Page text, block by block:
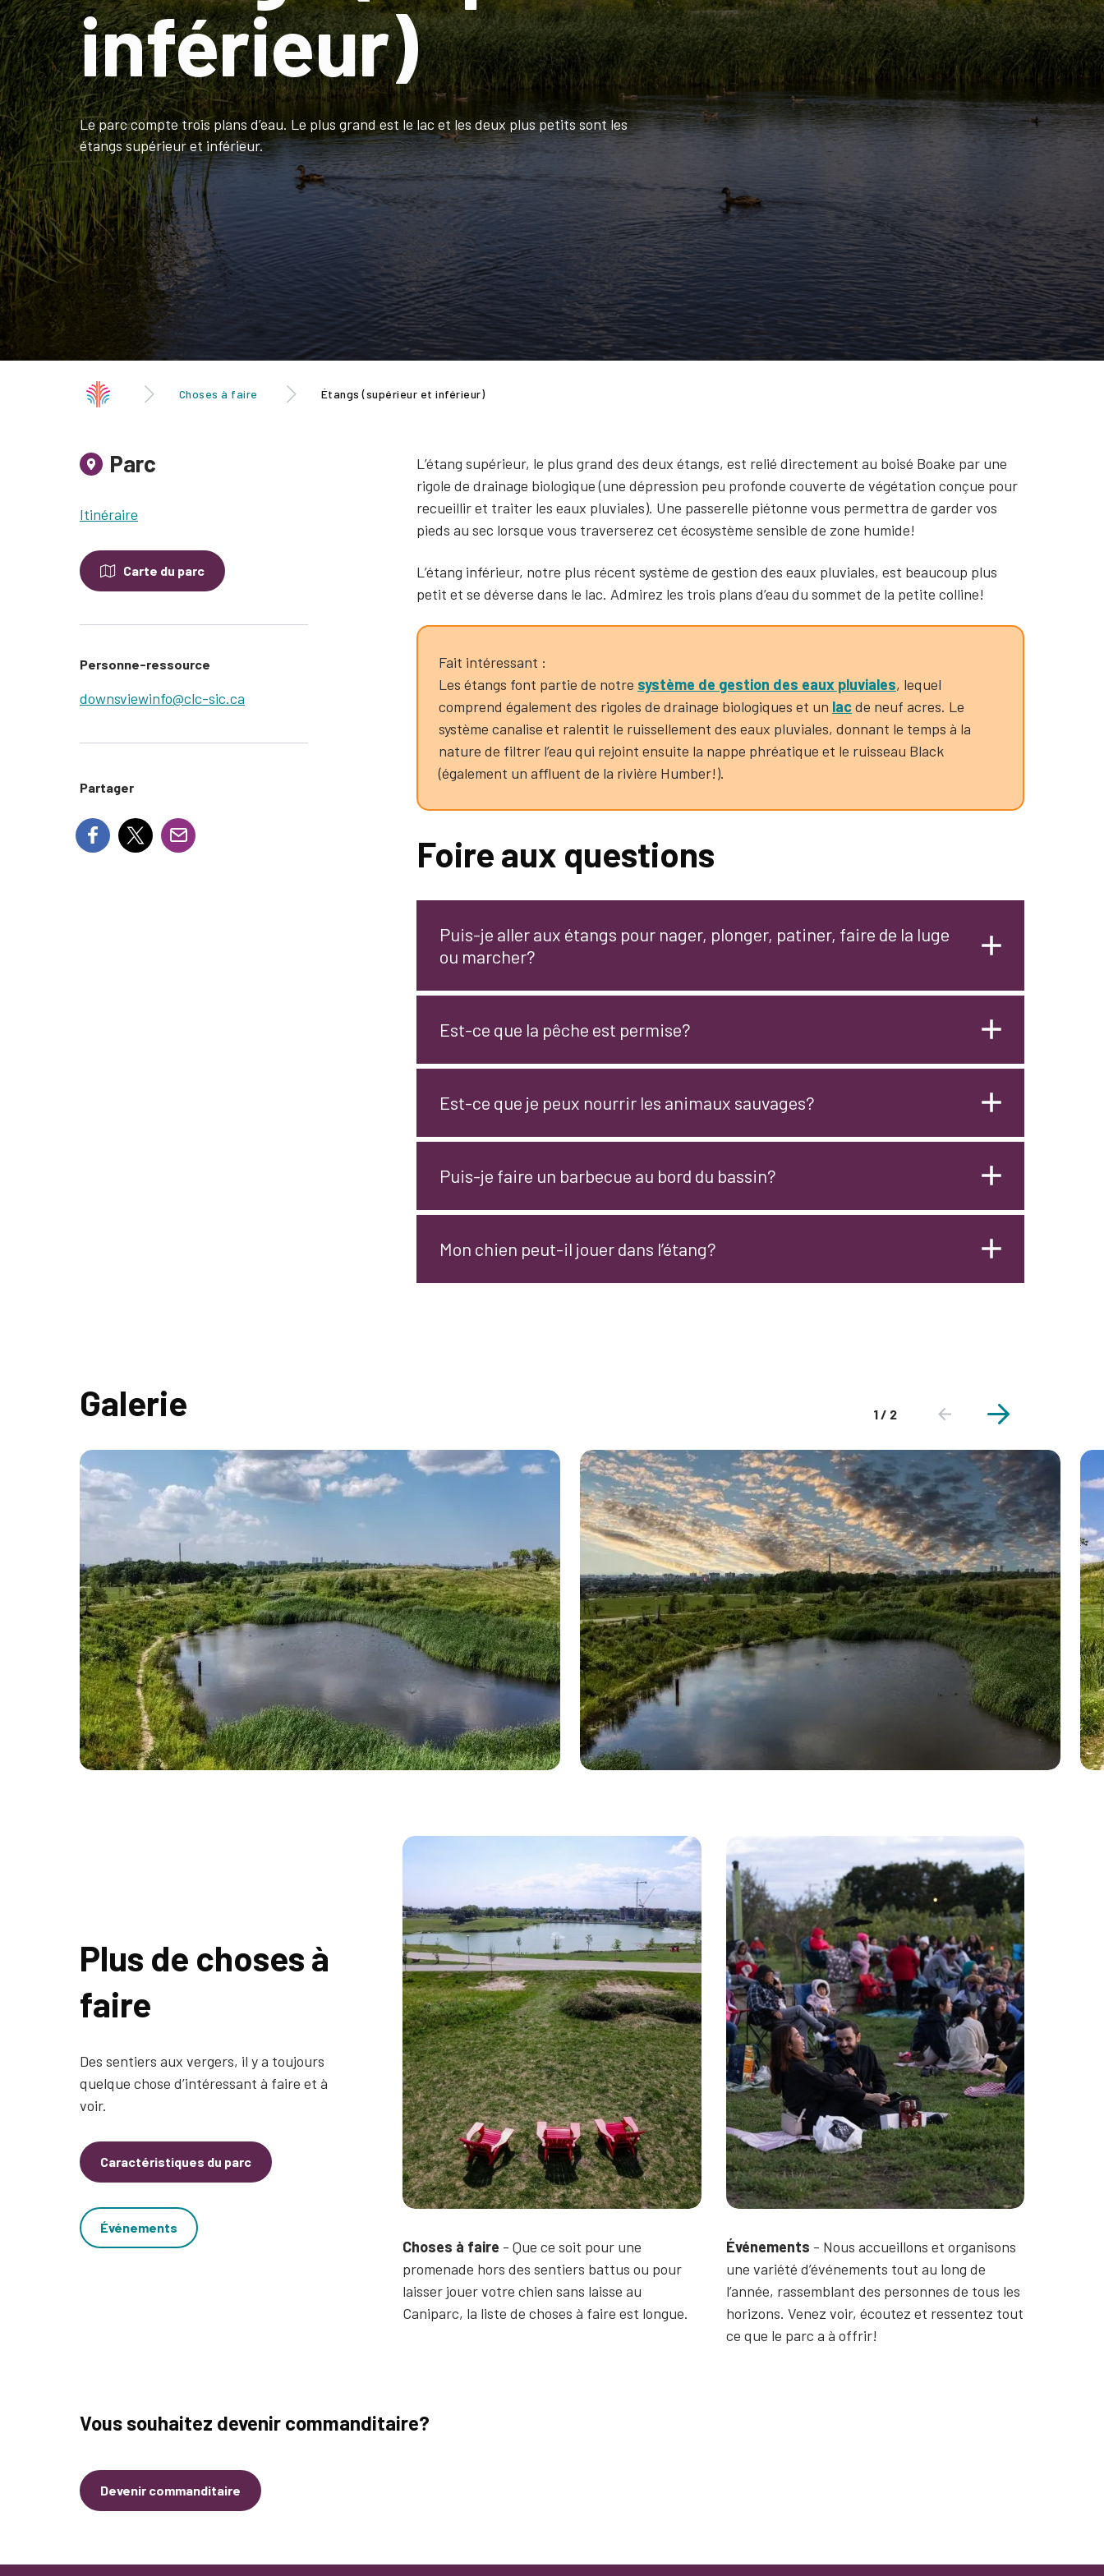
inférieur)
Le parc compte trois plans d’eau. Le plus grand est le lac et les deux plus petits sont les
étangs supérieur et inférieur.
Choses à faire Étangs (supérieur et inférieur)
Parc
Itinéraire
Carte du parc
Personne-ressource
downsviewinfo@clc-sic.ca
Partager
L’étang supérieur, le plus grand des deux étangs, est relié directement au boisé Boake par une
rigole de drainage biologique (une dépression peu profonde couverte de végétation conçue pour
recueillir et traiter les eaux pluviales). Une passerelle piétonne vous permettra de garder vos
pieds au sec lorsque vous traverserez cet écosystème sensible de zone humide!
L’étang inférieur, notre plus récent système de gestion des eaux pluviales, est beaucoup plus
petit et se déverse dans le lac. Admirez les trois plans d’eau du sommet de la petite colline!
Fait intéressant :
Les étangs font partie de notre système de gestion des eaux pluviales, lequel
comprend également des rigoles de drainage biologiques et un lacde neuf acres. Le
système canalise et ralentit le ruissellement des eaux pluviales, donnant le temps à la
nature de filtrer l’eau qui rejoint ensuite la nappe phréatique et le ruisseau Black
(également un affluent de la rivière Humber!).
Foire aux questions
Puis-je aller aux étangs pour nager, plonger, patiner, faire de la luge
ou marcher?
Est-ce que la pêche est permise?
Est-ce que je peux nourrir les animaux sauvages?
Puis-je faire un barbecue au bord du bassin?
Mon chien peut-il jouer dans l’étang?
Galerie 1 / 2
Plus de choses à
faire
Des sentiers aux vergers, il y a toujours
quelque chose d’intéressant à faire et à
voir.
Caractéristiques du parc
Événements
Choses à faire - Que ce soit pour une
promenade hors des sentiers battus ou pour
laisser jouer votre chien sans laisse au
Caniparc, la liste de choses à faire est longue.
Événements - Nous accueillons et organisons
une variété d’événements tout au long de
l’année, rassemblant des personnes de tous les
horizons. Venez voir, écoutez et ressentez tout
ce que le parc a à offrir!
Vous souhaitez devenir commanditaire?
Devenir commanditaire